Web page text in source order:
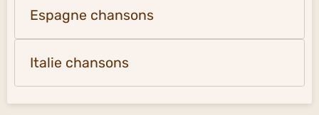
Espagne chansons
Italie chansons